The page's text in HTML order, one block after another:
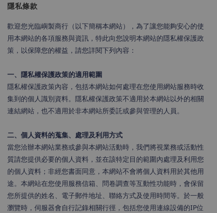
隱私條款
歡迎您光臨嶼製商行（以下簡稱本網站），為了讓您能夠安心的使
用本網站的各項服務與資訊，特此向您說明本網站的隱私權保護政
策，以保障您的權益，請您詳閱下列內容：
一、隱私權保護政策的適用範圍
隱私權保護政策內容，包括本網站如何處理在您使用網站服務時收
集到的個人識別資料。隱私權保護政策不適用於本網站以外的相關
連結網站，也不適用於非本網站所委託或參與管理的人員。
二、個人資料的蒐集、處理及利用方式
當您洽辦本網站業務或參與本網站活動時，我們將視業務或活動性
質請您提供必要的個人資料，並在該特定目的範圍內處理及利用您
的個人資料；非經您書面同意，本網站不會將個人資料用於其他用
途。本網站在您使用服務信箱、問卷調查等互動性功能時，會保留
您所提供的姓名、電子郵件地址、聯絡方式及使用時間等。於一般
瀏覽時，伺服器會自行記錄相關行徑，包括您使用連線設備的IP位